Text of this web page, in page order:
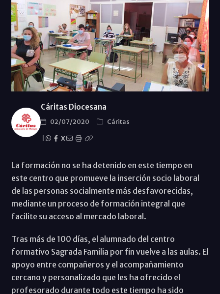
Cáritas Diocesana
02/07/2020
Cáritas
X
La formación no se ha detenido en este tiempo en
este centro que promueve la inserción socio laboral
de las personas socialmente más desfavorecidas,
mediante un proceso de formación integral que
facilite su acceso al mercado laboral.
Tras más de 100 días, el alumnado del centro
formativo Sagrada Familia por fin vuelve a las aulas. El
apoyo entre compañeros y el acompañamiento
cercano y personalizado que les ha ofrecido el
profesorado durante todo este tiempo ha sido